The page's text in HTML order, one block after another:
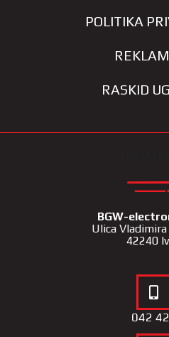
POLITIKA
RASKID
BGW-
Ulica
42240
042